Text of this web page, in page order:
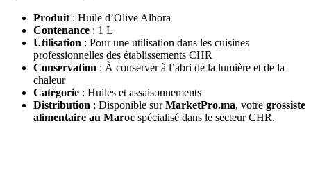
Produit: Huile d’Olive Alhora
Contenance : 1 L
Utilisation : Pour une utilisation dans les cuisines
professionnelles des établissements CHR
Conservation : À conserver à l’abri de la lumière et de la
chaleur
Catégorie : Huiles et assaisonnements
Distribution : Disponible surMarketPro.ma, votre grossiste
alimentaire au Maroc spécialisé dans le secteur CHR.